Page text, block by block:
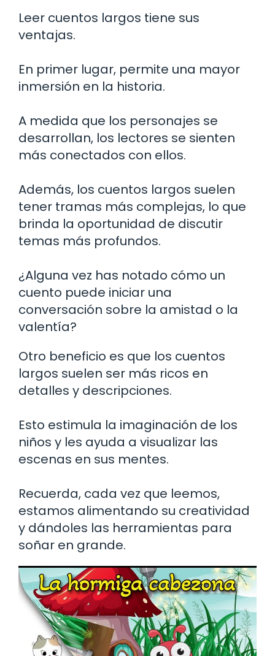
Leer cuentos largos tiene sus
ventajas.
En primer lugar, permite una mayor
inmersión en la historia.
A medida que los personajes se
desarrollan, los lectores se sienten
más conectados con ellos.
Además, los cuentos largos suelen
tener tramas más complejas, lo que
brinda la oportunidad de discutir
temas más profundos.
¿Alguna vez has notado cómo un
cuento puede iniciar una
conversación sobre la amistad o la
valentía?
Otro beneficio es que los cuentos
largos suelen ser más ricos en
detalles y descripciones.
Esto estimula la imaginación de los
niños y les ayuda a visualizar las
escenas en sus mentes.
Recuerda, cada vez que leemos,
estamos alimentando su creatividad
y dándoles las herramientas para
soñar en grande.